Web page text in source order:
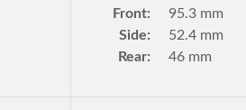
Front:
95.3 mm
Side:
52.4 mm
Rear:
46 mm